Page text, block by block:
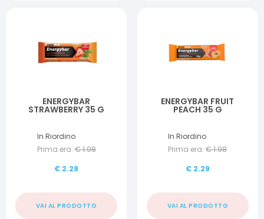
ENERGYBAR
STRAWBERRY 35 G
In Riordino
Prima era: €1.98
€ 2.29
VAI AL PRODOTTO
ENERGYBAR FRUIT
PEACH 35 G
In Riordino
Prima era: €1.98
€ 2.29
VAI AL PRODOTTO